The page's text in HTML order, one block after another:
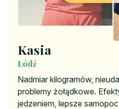
Kasia
Łódź
Nadmiar kilogramów,
problemy żołądkowe.
jedzeniem, lepsze